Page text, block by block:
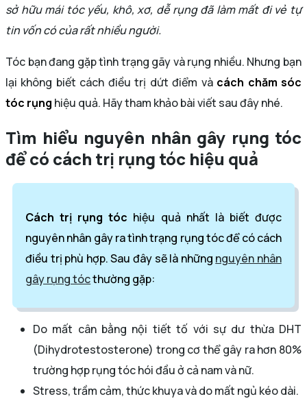
sở hữu mái tóc yếu, khô, xơ, dễ rụng đã làm mất đi vẻ tự
tin vốn có của rất nhiều người.
Tóc bạn đang gặp tình trạng gãy và rụng nhiều. Nhưng bạn
lại không biết cách điều trị dứt điểm vàcách chăm sóc
tóc rụng hiệu quả. Hãy tham khảo bài viết sau đây nhé.
Tìm hiểu nguyên nhân gây rụng tóc
để có cách trị rụng tóc hiệu quả
Cách trị rụng tóc hiệu quả nhất là biết được
nguyên nhân gây ra tình trạng rụng tóc để có cách
điều trị phù hợp. Sau đây sẽ là những nguyên nhân
gây rụng tócthường gặp:
Do mất cân bằng nội tiết tố với sự dư thừa DHT
(Dihydrotestosterone) trong cơ thể gây ra hơn 80%
trường hợp rụng tóc hói đầu ở cả nam và nữ.
Stress, trầm cảm, thức khuya và do mất ngủ kéo dài.